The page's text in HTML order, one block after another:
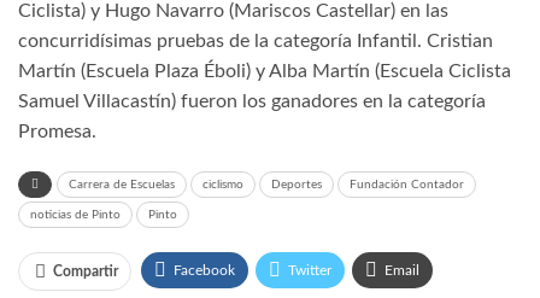
Ciclista) y Hugo Navarro (Mariscos Castellar) en las
concurridísimas pruebas de la categoría Infantil. Cristian
Martín (Escuela Plaza Éboli) y Alba Martín (Escuela Ciclista
Samuel Villacastín) fueron los ganadores en la categoría
Promesa.
Carrera de Escuelas ciclismo Deportes Fundación Contador
noticias de Pinto Pinto
Compartir Facebook Twitter Email